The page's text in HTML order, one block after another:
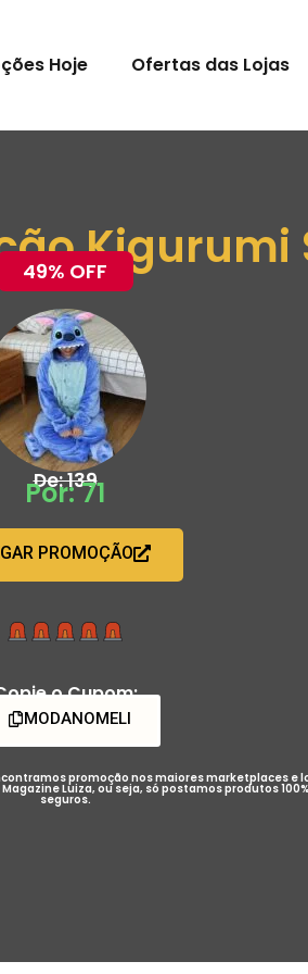
Hoje Ofertas das Lojas
Kigurumi
49% OFF
De: 139
Por: 71
PROMOÇÃO
o Cupom:
MODANOMELI
promoção nos maiores marketplaces e
Luiza, ou seja, só postamos produtos 100%
seguros.